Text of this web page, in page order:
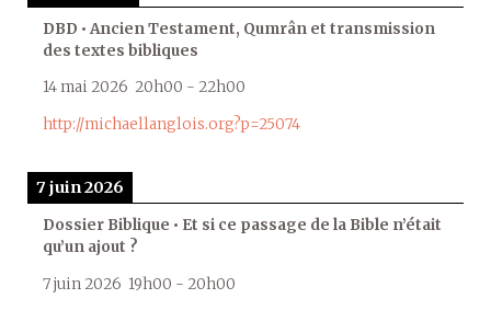
DBD • Ancien Testament, Qumrân et transmission
des textes bibliques
14 mai 2026 20h00 - 22h00
http://michaellanglois.org?p=25074
7 juin 2026
Dossier Biblique • Et si ce passage de la Bible n’était
qu’un ajout ?
7 juin 2026 19h00 - 20h00